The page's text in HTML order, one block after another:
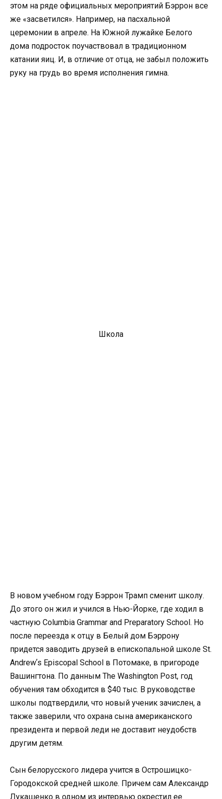
этом на ряде официальных мероприятий Бэррон все
же «засветился». Например, на пасхальной
церемонии в апреле. На Южной лужайке Белого
дома подросток поучаствовал в традиционном
катании яиц. И, в отличие от отца, не забыл положить
руку на грудь во время исполнения гимна.
Школа
В новом учебном году Бэррон Трамп сменит школу.
До этого он жил и учился в Нью-Йорке, где ходил в
частную Columbia Grammar and Preparatory School. Но
после переезда к отцу в Белый дом Бэррону
придется заводить друзей в епископальной школе St.
Andrewʼs Episcopal School в Потомаке, в пригороде
Вашингтона. По данным The Washington Post, год
обучения там обходится в $40 тыс. В руководстве
школы подтвердили, что новый ученик зачислен, а
также заверили, что охрана сына американского
президента и первой леди не доставит неудобств
другим детям.
Сын белорусского лидера учится в Острошицко-
Городокской средней школе. Причем сам Александр
Лукашенко в одном из интервью окрестил ее